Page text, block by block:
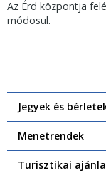
Az Érd központja
módosul.
Jegyek és
Menetrendek
Turisztikai